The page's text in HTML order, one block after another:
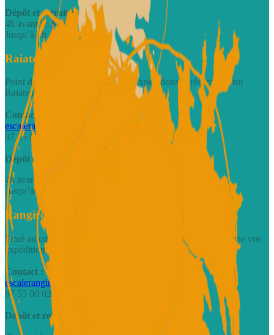
Dépôt et retrait des marchandises :
4h avant le départ du vol
Jusqu’à 3h après l’arrivée du vol
Raiatea - quai de Uturoa
Point de dépôt centralisé pour les expéditions et réceptions sur
Raiatea.
Contact :
escaleraiatea@motulink.com
87 55 00 01
Dépôt et retrait des marchandises :
4h avant le départ du vol
Jusqu’à 1h après l’arrivée du vol
Rangiroa - Hangar Avatoru
Situé au cœur d’Avatoru, notre hangar accueille et réceptionne vos
expéditions inter-îles.
Contact :
escalerangiroa@motulink.com
87 55 00 02
Dépôt et retrait des marchandises :